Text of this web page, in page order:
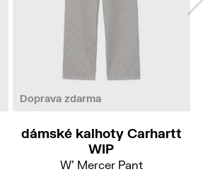
Doprava zdarma
30
dámské kalhoty Carhartt
WIP
W' Mercer Pant